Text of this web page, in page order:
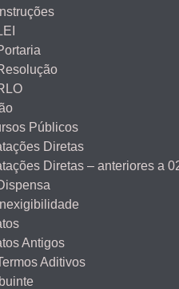
Instruções
Públicos
Diretas
Diretas – anteriores a
Inexigibilidade
Antigos
Aditivos